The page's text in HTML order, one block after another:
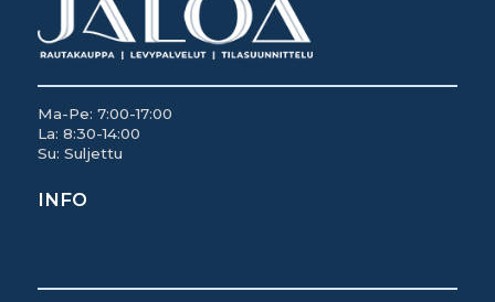
Ma-Pe: 7:00-17:00
La: 8:30-14:00
Su: Suljettu
INFO